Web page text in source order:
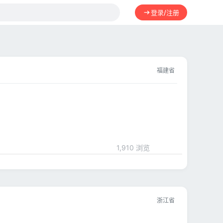
登录/注册
福建省
1,910 浏览
浙江省